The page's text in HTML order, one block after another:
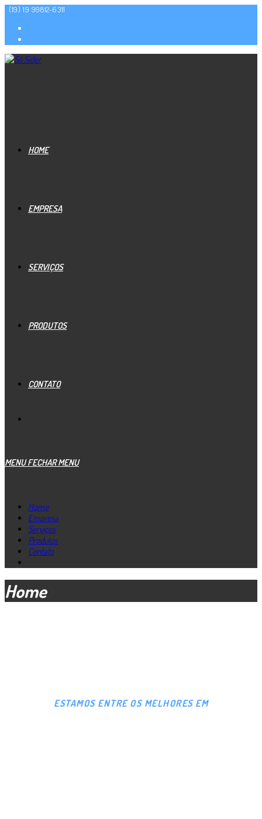
(19) 19 99812-6311
HOME
EMPRESA
SERVIÇOS
PRODUTOS
CONTATO
MENU FECHAR MENU
Home
Empresa
Serviços
Produtos
Contato
Home
ESTAMOS ENTRE OS MELHORES EM